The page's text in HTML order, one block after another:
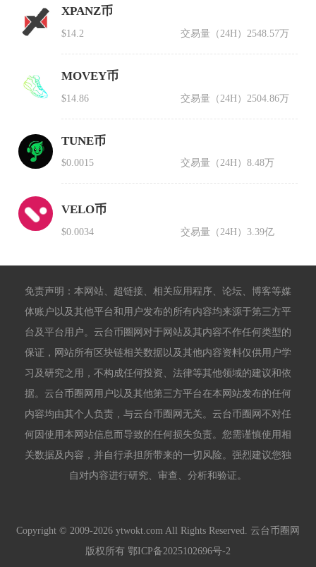
XPANZ币
$14.2 交易量（24H） 2548.57万
MOVEY币
$14.86 交易量（24H） 2504.86万
TUNE币
$0.0015 交易量（24H）8.48万
VELO币
$0.0034 交易量（24H）3.39亿
免责声明：本网站、超链接、相关应用程序、论坛、博客等媒
体账户以及其他平台和用户发布的所有内容均来源于第三方平
台及平台用户。云台币圈网对于网站及其内容不作任何类型的
保证，网站所有区块链相关数据以及其他内容资料仅供用户学
习及研究之用，不构成任何投资、法律等其他领域的建议和依
据。云台币圈网用户以及其他第三方平台在本网站发布的任何
内容均由其个人负责，与云台币圈网无关。云台币圈网不对任
何因使用本网站信息而导致的任何损失负责。您需谨慎使用相
关数据及内容，并自行承担所带来的一切风险。强烈建议您独
自对内容进行研究、审查、分析和验证。
Copyright © 2009-2026 ytwokt.com All Rights Reserved. 云台币圈网
版权所有 鄂ICP备2025102696号-2